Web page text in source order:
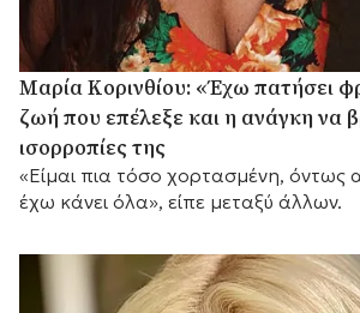
Μαρία Κορινθίου: «Έχω πατήσει
ζωή που επέλεξε και η ανάγκη να
ισορροπίες της
«Είμαι πια τόσο χορτασμένη, όντως
έχω κάνει όλα», είπε μεταξύ άλλων.